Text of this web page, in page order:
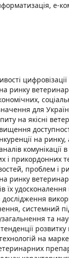
е-
ринку
для
на якісні
на
комунікації
і прикордонних
проблем і
ринку
їх удосконалення
системний
та
на